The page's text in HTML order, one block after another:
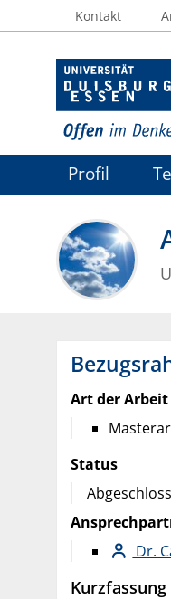
Kontakt
Profil
Art der Arbeit
Status
Dr.
Kurzfassung